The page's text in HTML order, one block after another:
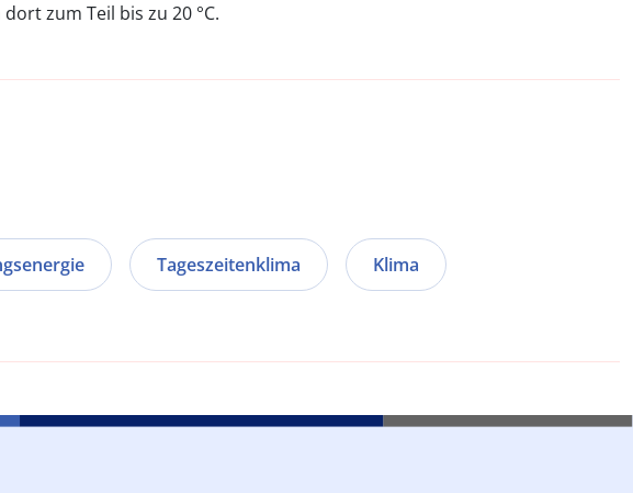
zum Teil bis zu 20 °C.
Tageszeitenklima Klima